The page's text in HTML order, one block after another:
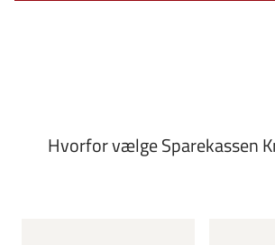
Hvorfor vælge Sparekassen